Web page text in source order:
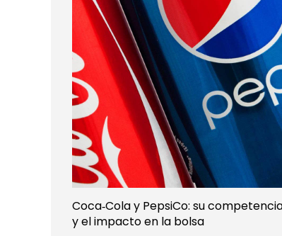
Coca‑Cola y PepsiCo: su
y el impacto en la bolsa